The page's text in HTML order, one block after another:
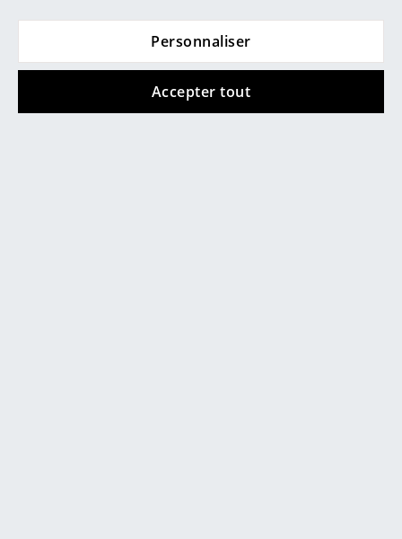
Personnaliser
Accepter tout
... voir tous les lits
Vous aimerez aussi